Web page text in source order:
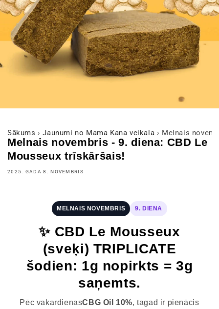
Sākums › Jaunumi no Mama Kana veikala › Melnais
Melnais novembris - 9. diena: CBD Le
Mousseux trīskāršais!
2025. GADA 8. NOVEMBRIS
MELNAIS NOVEMBRIS 9. DIENA
✨ CBD Le Mousseux
(sveķi) TRIPLICATE
šodien: 1g nopirkts = 3g
saņemts.
Pēc vakardienasCBG Oil 10%, tagad ir pienācis